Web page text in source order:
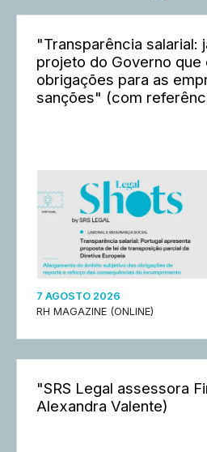
"Transparência salarial:
projeto do Governo que
obrigações para as
sanções" (com
7 AGOSTO 2026
RH MAGAZINE (ONLINE)
"SRS Legal assessora
Alexandra Valente)